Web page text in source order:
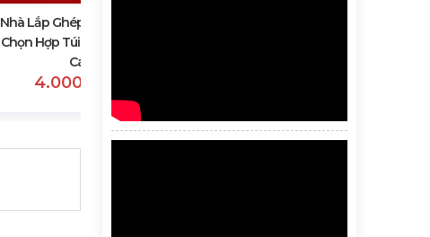
Nhà Lắp Ghép Hiện Đại – Lựa
Chọn Hợp Túi Tiền Và Phong
Cách
4.000.000 đ